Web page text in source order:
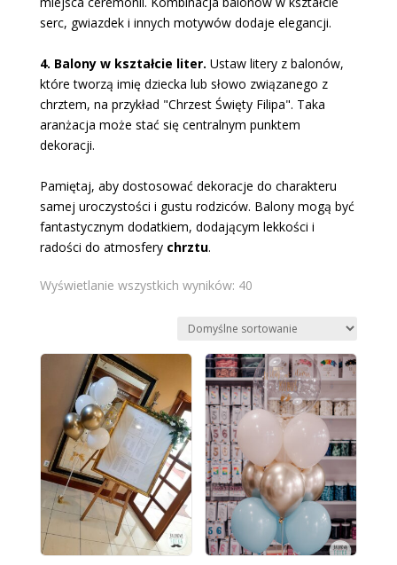
serc, gwiazdek i innych motywów dodaje elegancji.
4. Balony w kształcie liter. Ustaw litery z balonów,
które tworzą imię dziecka lub słowo związanego z
chrztem, na przykład "Chrzest Święty Filipa". Taka
aranżacja może stać się centralnym punktem
dekoracji.
Pamiętaj, aby dostosować dekoracje do charakteru
samej uroczystości i gustu rodziców. Balony mogą być
fantastycznym dodatkiem, dodającym lekkości i
radości do atmosfery chrztu.
Wyświetlanie wszystkich wyników: 40